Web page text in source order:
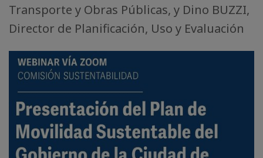
Transporte y Obras Públicas, y Dino BUZZI,
Director de Planificación, Uso y Evaluación